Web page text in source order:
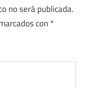
no será publicada.
con *